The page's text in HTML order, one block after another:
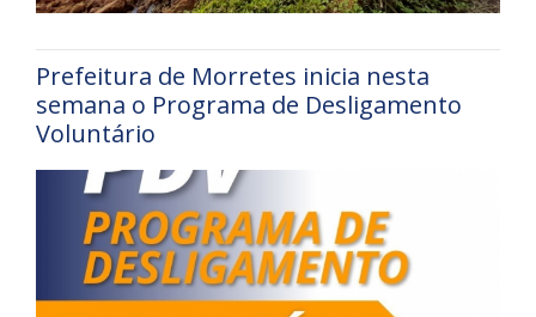
Prefeitura de Morretes inicia nesta
semana o Programa de Desligamento
Voluntário